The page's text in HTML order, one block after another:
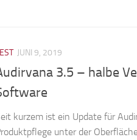
JUNI 9, 2019
3.5 – halbe
kurzem ist ein Update für
unter der